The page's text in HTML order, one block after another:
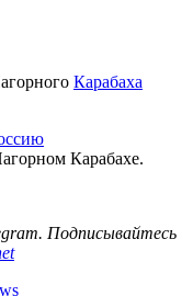
Карабаха
Карабахе.
Подписывайтесь